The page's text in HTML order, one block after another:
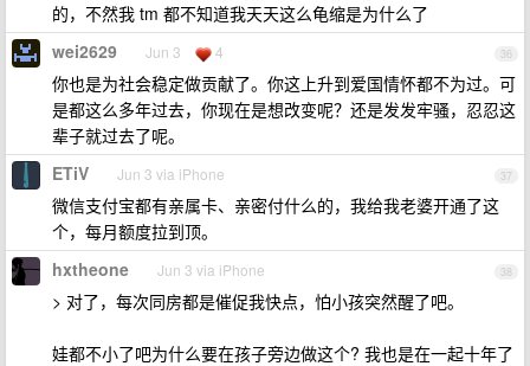
的，不然我 tm 都不知道我天天这么龟缩是为什么了
36
wei2629 Jun 3 4
你也是为社会稳定做贡献了。你这上升到爱国情怀都不为过。可
是都这么多年过去，你现在是想改变呢？还是发发牢骚，忍忍这
辈子就过去了呢。
37
ETiV Jun 3 via iPhone
微信支付宝都有亲属卡、亲密付什么的，我给我老婆开通了这
个，每月额度拉到顶。
38
hxtheone Jun 3 via iPhone
> 对了，每次同房都是催促我快点，怕小孩突然醒了吧。
娃都不小了吧为什么要在孩子旁边做这个? 我也是在一起十年了